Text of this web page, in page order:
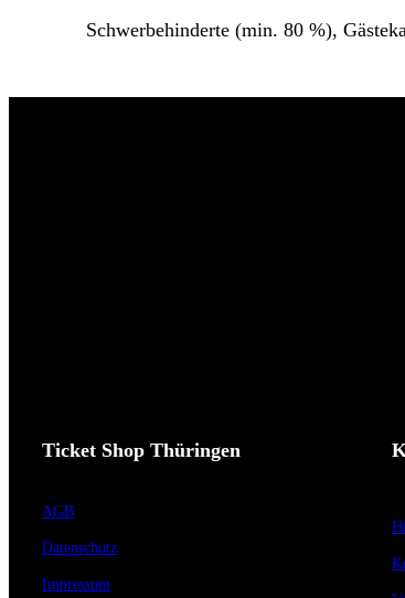
Schwerbehinderte (min. 80 %),
Ticket Shop Thüringen
AGB
Datenschutz
Impressum